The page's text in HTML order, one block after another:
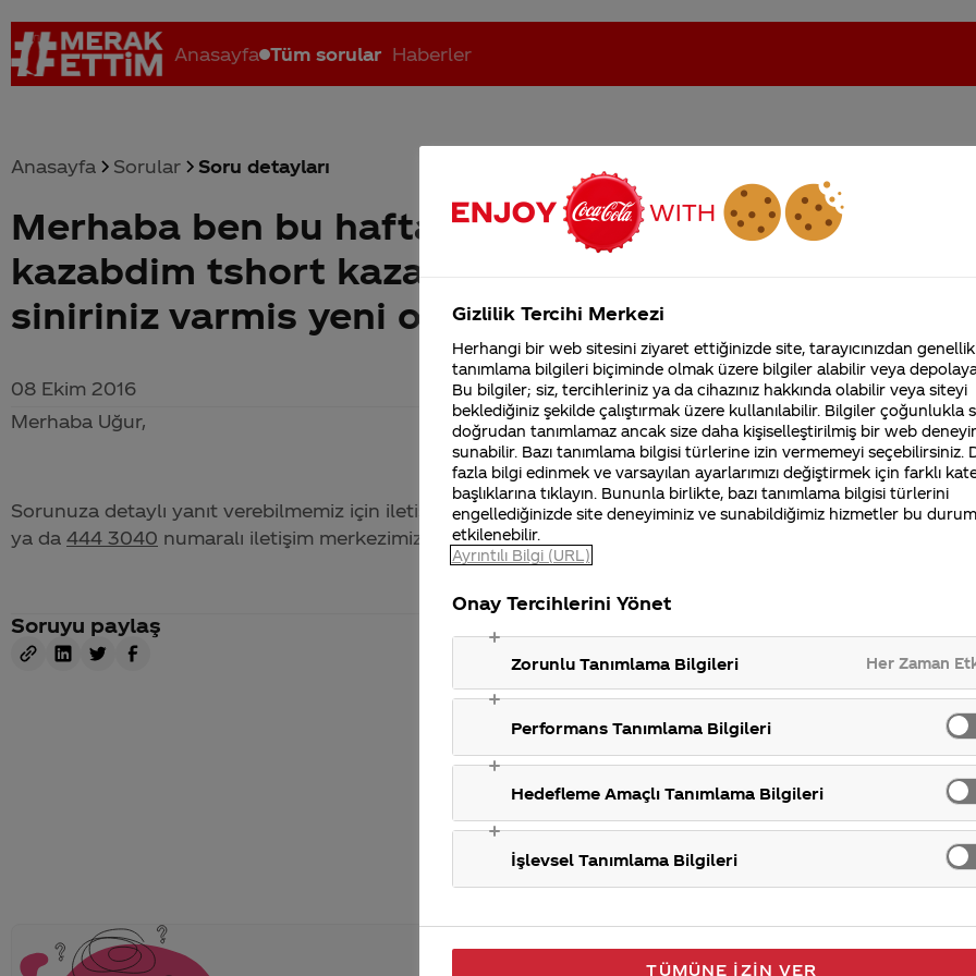
Anasayfa Tüm sorular Haberler
Coca-Cola nerenin malı? Coca cola İsrail malı mı Yani ... Coca-Cola'nın Filistin'de fabr... Coca-Cola’yı kim buldu?
Anasayfa Sorular Soru detayları
Merhaba ben bu hafta 30 sifre girdim baya hediye
kazabdim tshort kazandim hepsi gelcekmi 20
siniriniz varmis yeni ogreniyom
08 Ekim 2016
Merhaba Uğur,
Sorunuza detaylı yanıt verebilmemiz için iletişim bilgilerinizi iletisimmerkezi@coca-cola.com adresine
ya da 444 3040 numaralı iletişim merkezimizden bize ulaşabilirsiniz. İlginiz için teşekkür ederiz.
Soruyu paylaş
Coca-Cola Şirketi
merak ettikleriniz.
Fabrikalarımız,
sertifikalarımız, faaliyet
gösterdiğimiz ülkeler,
tarihçemiz ve daha
Gizlilik Tercihi Merkezi
Herhangi bir web sitesini ziyaret ettiğinizde site, tarayıcınızdan
tanımlama bilgileri biçiminde olmak üzere bilgiler alabilir veya
Bu bilgiler; siz, tercihleriniz ya da cihazınız hakkında olabilir veya siteyi
beklediğiniz şekilde çalıştırmak üzere kullanılabilir. Bilgiler çoğunlukla
doğrudan tanımlamaz ancak size daha kişiselleştirilmiş bir web
sunabilir. Bazı tanımlama bilgisi türlerine izin vermemeyi seçebilirsiniz.
fazla bilgi edinmek ve varsayılan ayarlarımızı değiştirmek için farklı
başlıklarına tıklayın. Bununla birlikte, bazı tanımlama bilgisi türlerini
engellediğinizde site deneyiminiz ve sunabildiğimiz hizmetler bu
etkilenebilir.
Ayrıntılı Bilgi (URL)
Onay Tercihlerini Yönet
Zorunlu Tanımlama Bilgileri Her Zaman
Performans Tanımlama Bilgileri
Hedefleme Amaçlı Tanımlama Bilgileri
İşlevsel Tanımlama Bilgileri
TÜMÜNE İZIN VER